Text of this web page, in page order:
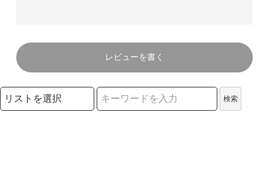
レビューを書く
検索リストの選択
検索